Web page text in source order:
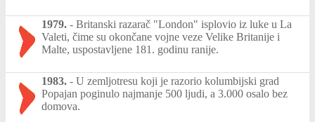
1979. - Britanski razarač "London" isplovio iz luke u La
Valeti, čime su okončane vojne veze Velike Britanije i
Malte, uspostavljene 181. godinu ranije.
1983. - U zemljotresu koji je razorio kolumbijski grad
Popajan poginulo najmanje 500 ljudi, a 3.000 osalo bez
domova.